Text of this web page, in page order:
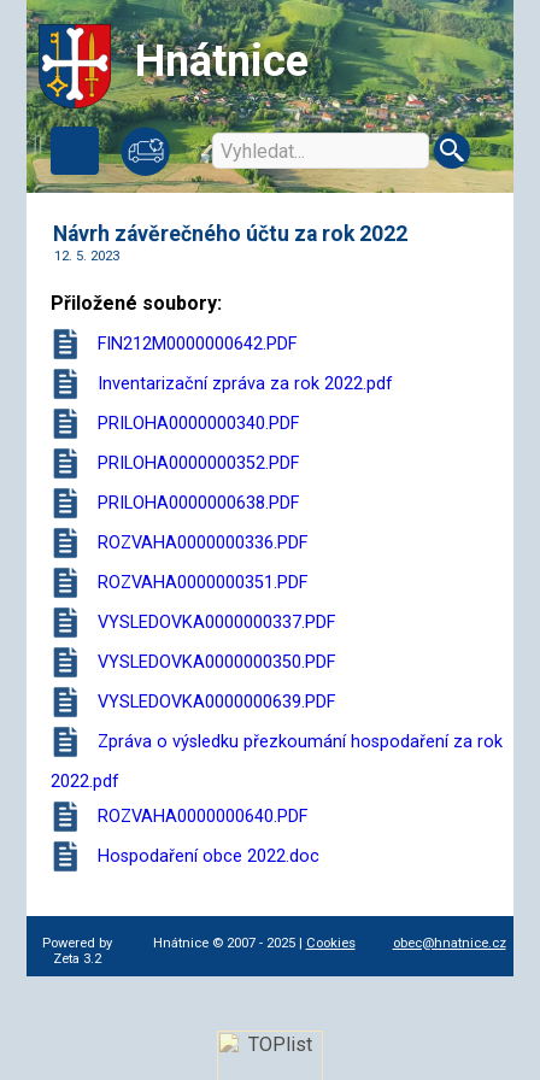
Hnátnice
Návrh závěrečného účtu za rok 2022
12. 5. 2023
Přiložené soubory:
FIN212M0000000642.PDF
Inventarizační zpráva za rok 2022.pdf
PRILOHA0000000340.PDF
PRILOHA0000000352.PDF
PRILOHA0000000638.PDF
ROZVAHA0000000336.PDF
ROZVAHA0000000351.PDF
VYSLEDOVKA0000000337.PDF
VYSLEDOVKA0000000350.PDF
VYSLEDOVKA0000000639.PDF
Zpráva o výsledku přezkoumání hospodaření za rok
2022.pdf
ROZVAHA0000000640.PDF
Hospodaření obce 2022.doc
Powered by
Zeta 3.2
Hnátnice © 2007 - 2025 | Cookies obec@hnatnice.cz